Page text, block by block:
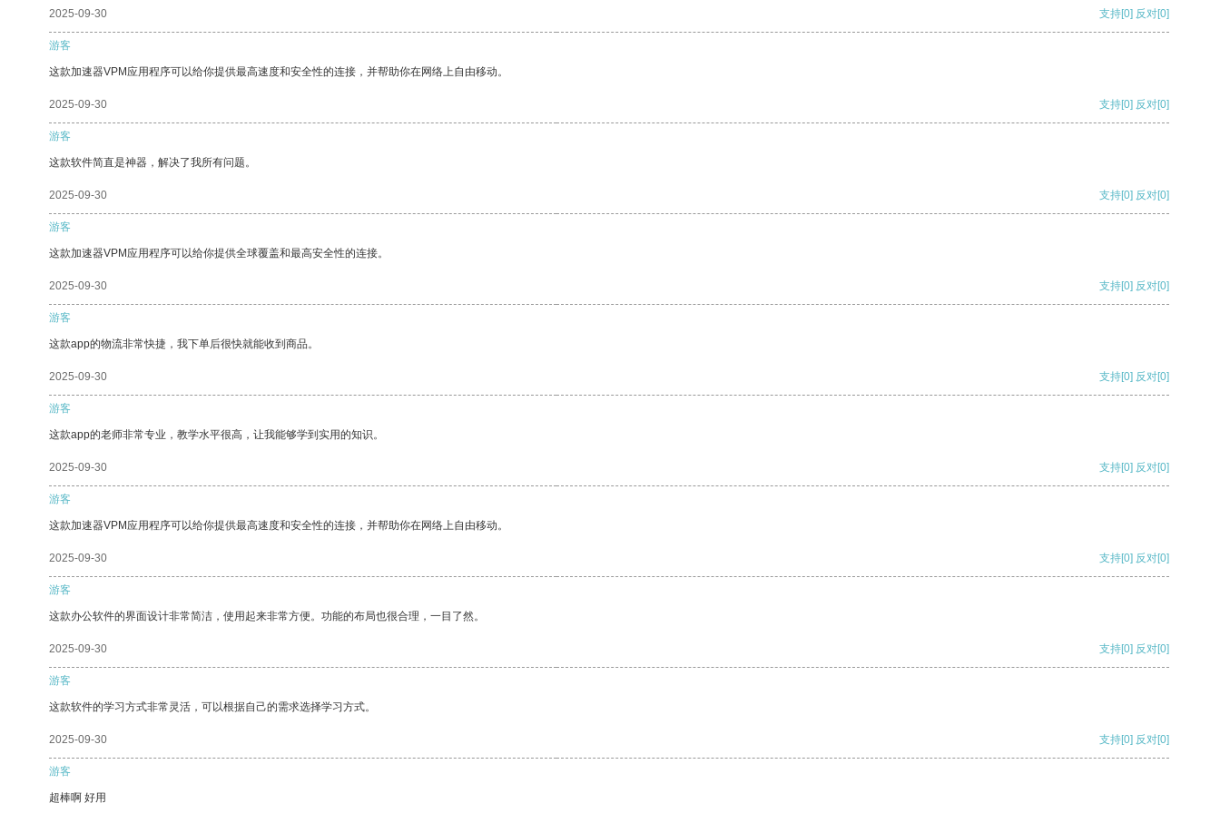
2025-09-30 支持[0] 反对[0]
游客
这款加速器VPM应用程序可以给你提供最高速度和安全性的连接，并帮助你在网络上自由移动。
2025-09-30 支持[0] 反对[0]
游客
这款软件简直是神器，解决了我所有问题。
2025-09-30 支持[0] 反对[0]
游客
这款加速器VPM应用程序可以给你提供全球覆盖和最高安全性的连接。
2025-09-30 支持[0] 反对[0]
游客
这款app的物流非常快捷，我下单后很快就能收到商品。
2025-09-30 支持[0] 反对[0]
游客
这款app的老师非常专业，教学水平很高，让我能够学到实用的知识。
2025-09-30 支持[0] 反对[0]
游客
这款加速器VPM应用程序可以给你提供最高速度和安全性的连接，并帮助你在网络上自由移动。
2025-09-30 支持[0] 反对[0]
游客
这款办公软件的界面设计非常简洁，使用起来非常方便。功能的布局也很合理，一目了然。
2025-09-30 支持[0] 反对[0]
游客
这款软件的学习方式非常灵活，可以根据自己的需求选择学习方式。
2025-09-30 支持[0] 反对[0]
游客
超棒啊 好用